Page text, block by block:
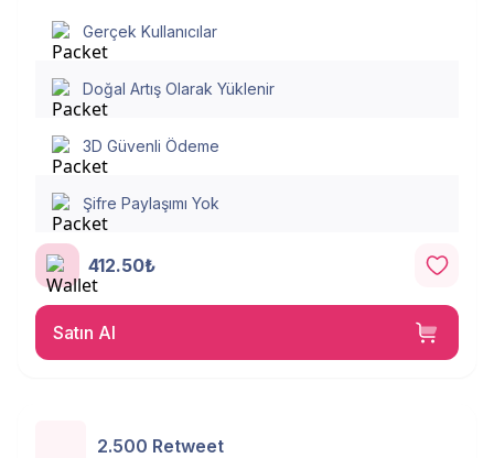
Gerçek Kullanıcılar
Doğal Artış Olarak Yüklenir
3D Güvenli Ödeme
Şifre Paylaşımı Yok
412.50₺
Satın Al
2.500 Retweet